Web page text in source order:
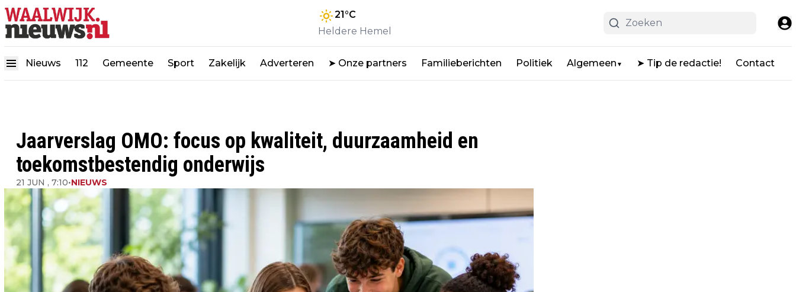
21°C
Heldere Hemel
Nieuws 112 Gemeente Sport Zakelijk Adverteren ➤ Onze partners Familieberichten Politiek Algemeen ▼ ➤ Tip de redactie! Contact
Jaarverslag OMO: focus op kwaliteit, duurzaamheid en
toekomstbestendig onderwijs
21 JUN , 7:10•NIEUWS